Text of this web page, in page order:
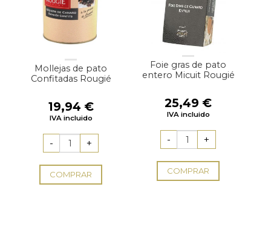
Mollejas de pato
Confitadas Rougié
19,94 €
IVA incluido
COMPRAR
Foie gras de pato
entero Micuit Rougié
25,49 €
IVA incluido
COMPRAR